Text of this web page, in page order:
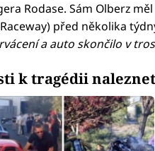
Rodase. Sám Olberz
před několika
a auto skončilo v
k tragédii